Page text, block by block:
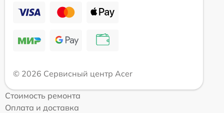
© 2026 Сервисный центр Acer
Стоимость ремонта
Оплата и доставка